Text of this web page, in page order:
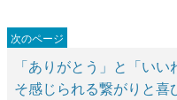
「ありがとう」と「い
そ感じられる繋がりと喜